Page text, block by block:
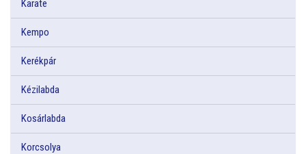
Karate
Kempo
Kerékpár
Kézilabda
Kosárlabda
Korcsolya